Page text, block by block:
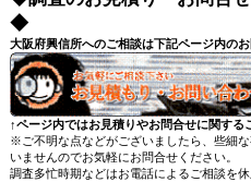
◆
大阪府興信所へのご相談は下記ページ内の
↑ページ内ではお見積りやお問合せに関する
※ご不明な点などがございましたら、些細
いませんのでお気軽にお問合せください。
調査多忙時期などはお電話によるご相談を